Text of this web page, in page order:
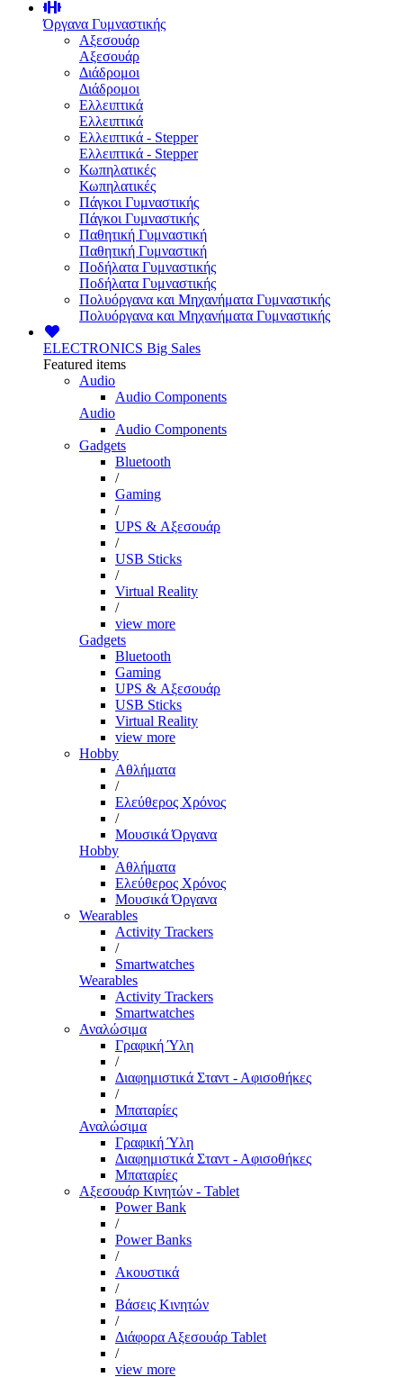
Όργανα Γυμναστικής
Αξεσουάρ
Αξεσουάρ
Διάδρομοι
Διάδρομοι
Ελλειπτικά
Ελλειπτικά
Ελλειπτικά - Stepper
Ελλειπτικά - Stepper
Κωπηλατικές
Κωπηλατικές
Πάγκοι Γυμναστικής
Πάγκοι Γυμναστικής
Παθητική Γυμναστική
Παθητική Γυμναστική
Ποδήλατα Γυμναστικής
Ποδήλατα Γυμναστικής
Πολυόργανα και Μηχανήματα Γυμναστικής
Πολυόργανα και Μηχανήματα Γυμναστικής
ELECTRONICS Big Sales
Featured items
Audio
Audio Components
Audio
Audio Components
Gadgets
Bluetooth
/
Gaming
/
UPS & Αξεσουάρ
/
USB Sticks
/
Virtual Reality
/
view more
Gadgets
Bluetooth
Gaming
UPS & Αξεσουάρ
USB Sticks
Virtual Reality
view more
Hobby
Αθλήματα
/
Ελεύθερος Χρόνος
/
Μουσικά Όργανα
Hobby
Αθλήματα
Ελεύθερος Χρόνος
Μουσικά Όργανα
Wearables
Activity Trackers
/
Smartwatches
Wearables
Activity Trackers
Smartwatches
Αναλώσιμα
Γραφική Ύλη
/
Διαφημιστικά Σταντ - Αφισοθήκες
/
Μπαταρίες
Αναλώσιμα
Γραφική Ύλη
Διαφημιστικά Σταντ - Αφισοθήκες
Μπαταρίες
Αξεσουάρ Κινητών - Tablet
Power Bank
/
Power Banks
/
Ακουστικά
/
Βάσεις Κινητών
/
Διάφορα Αξεσουάρ Tablet
/
view more